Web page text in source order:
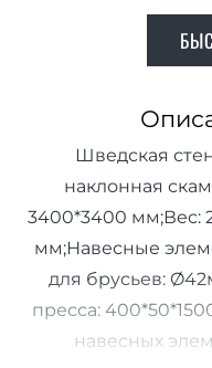
Шведская
наклонная
3400*3400 мм;Вес:
мм;Навесные
для брусьев:
пресса:
навесных